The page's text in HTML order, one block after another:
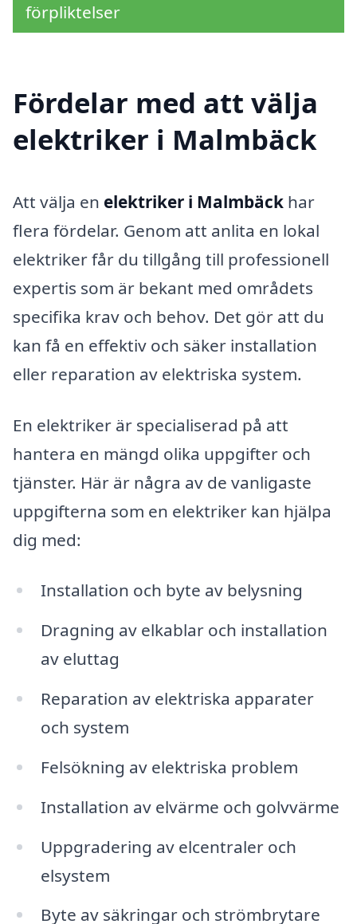
förpliktelser
Fördelar med att välja
elektriker i Malmbäck
Att välja en elektriker i Malmbäck har
flera fördelar. Genom att anlita en lokal
elektriker får du tillgång till professionell
expertis som är bekant med områdets
specifika krav och behov. Det gör att du
kan få en effektiv och säker installation
eller reparation av elektriska system.
En elektriker är specialiserad på att
hantera en mängd olika uppgifter och
tjänster. Här är några av de vanligaste
uppgifterna som en elektriker kan hjälpa
dig med:
Installation och byte av belysning
Dragning av elkablar och installation
av eluttag
Reparation av elektriska apparater
och system
Felsökning av elektriska problem
Installation av elvärme och golvvärme
Uppgradering av elcentraler och
elsystem
Byte av säkringar och strömbrytare